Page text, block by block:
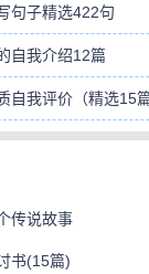
句子精选422句
自我介绍12篇
自我评价（精选15篇
传说故事
书(15篇)